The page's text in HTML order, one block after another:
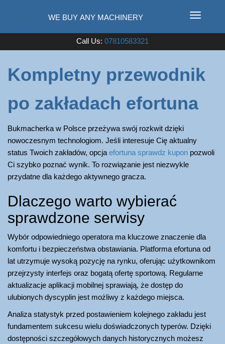
T
g
a
g
a
Call Us: 07810583321
Kompletny przewodnik
po zakładach efortuna
Bukmacherka w Polsce przeżywa swój rozkwit dzięki
nowoczesnym technologiom. Jeśli interesuje Cię aktualny
status Twoich zakładów, opcja efortuna sprawdz kupon pozwoli
Ci szybko poznać wynik. To rozwiązanie jest niezwykle
przydatne dla każdego aktywnego gracza.
Dlaczego warto wybierać
sprawdzone serwisy
Wybór odpowiedniego operatora ma kluczowe znaczenie dla
komfortu i bezpieczeństwa obstawiania. Platforma efortuna od
lat utrzymuje wysoką pozycję na rynku, oferując użytkownikom
przejrzysty interfejs oraz bogatą ofertę sportową. Regularne
aktualizacje aplikacji mobilnej sprawiają, że dostęp do
ulubionych dyscyplin jest możliwy z każdego miejsca.
Analiza statystyk przed postawieniem kolejnego zakładu jest
fundamentem sukcesu wielu doświadczonych typerów. Dzięki
dostępności szczegółowych danych historycznych możesz